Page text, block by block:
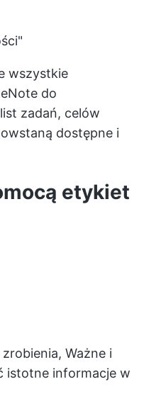
wszystkie
do
zadań, celów
dostępne i
etykiet
Ważne i
istotne informacje w